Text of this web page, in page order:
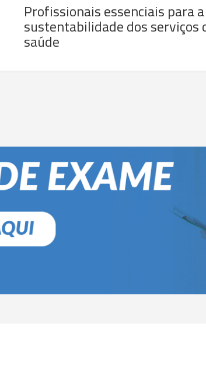
Profissionais essenciais para a
sustentabilidade dos serviços
saúde